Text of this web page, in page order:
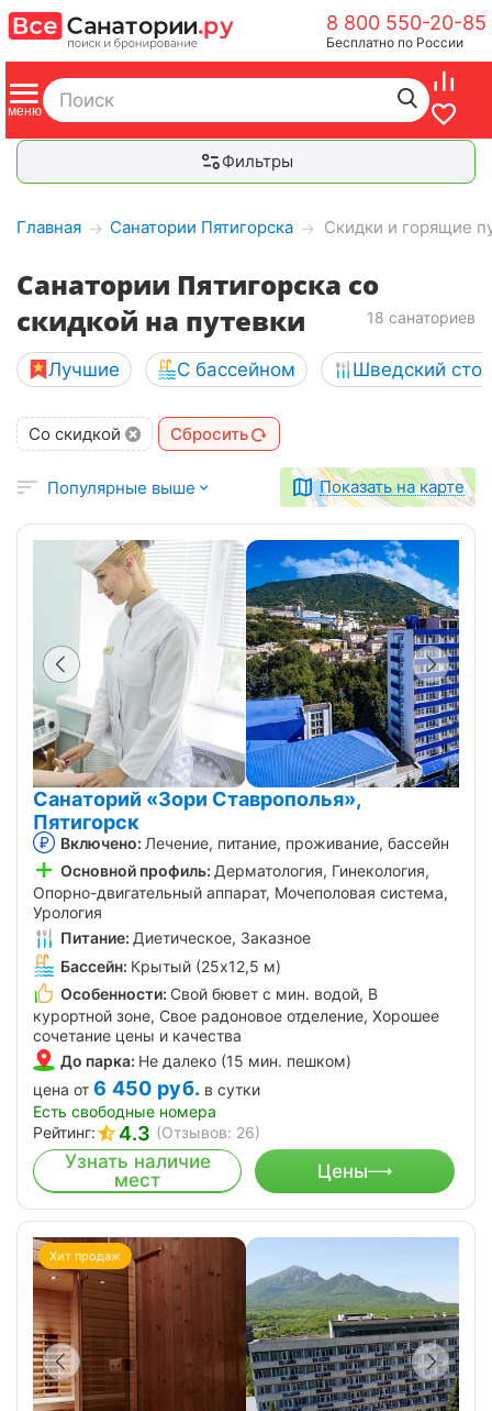
8 800 550-20-85
Бесплатно по России
Фильтры
Главная → Санатории Пятигорска → Скидки и горящие
Санатории Пятигорска со
скидкой на путевки
18 санаториев
Лучшие С бассейном Шведский стол
Со скидкой Сбросить
Популярные выше Показать на карте
Санаторий «Зори Ставрополья»,
Пятигорск
Включено: Лечение, питание, проживание, бассейн
Основной профиль: Дерматология, Гинекология,
Опорно-двигательный аппарат, Мочеполовая система,
Урология
Питание: Диетическое, Заказное
Бассейн: Крытый (25х12,5 м)
Особенности: Свой бювет с мин. водой, В
курортной зоне, Свое радоновое отделение, Хорошее
сочетание цены и качества
До парка: Не далеко (15 мин. пешком)
цена от 6 450 руб. в сутки
Есть свободные номера
Рейтинг:
4.3 (Отзывов: 26)
Узнать наличие
мест
Цены
Хит продаж